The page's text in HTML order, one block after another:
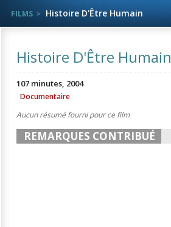
FILMS Histoire D'Être Humain
Histoire D'Être Humain
107 minutes, 2004
Documentaire
Aucun résumé fourni pour ce film
REMARQUES CONTRIBUÉ